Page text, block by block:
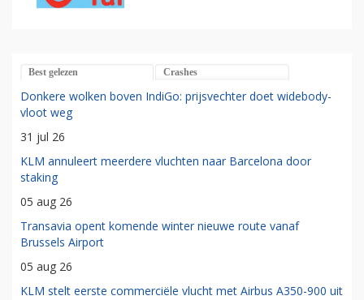
Best gelezen Crashes
Donkere wolken boven IndiGo: prijsvechter doet widebody-
vloot weg
31 jul 26
KLM annuleert meerdere vluchten naar Barcelona door
staking
05 aug 26
Transavia opent komende winter nieuwe route vanaf
Brussels Airport
05 aug 26
KLM stelt eerste commerciële vlucht met Airbus A350-900 uit